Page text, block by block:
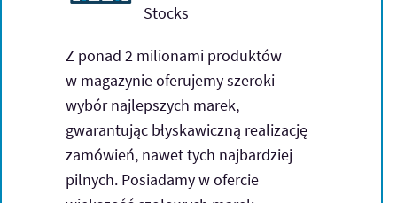
Stocks
Z ponad 2 milionami produktów
w magazynie oferujemy szeroki
wybór najlepszych marek,
gwarantując błyskawiczną realizację
zamówień, nawet tych najbardziej
pilnych. Posiadamy w ofercie